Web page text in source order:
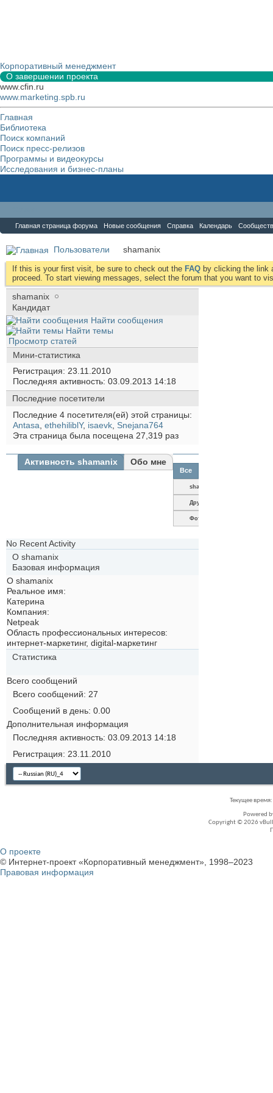
Корпоративный менеджмент
О завершении проекта
www.cfin.ru
www.marketing.spb.ru
Главная
Библиотека
Поиск компаний
Поиск пресс-релизов
Программы и видеокурсы
Исследования и бизнес-планы
Главная страница форума Новые сообщения Справка Календарь
Пользователи shamanix
If this is your first visit, be sure to check out the FAQ by clicking the link
proceed. To start viewing messages, select the forum that you want to
shamanix
Кандидат
Найти сообщения
Найти темы
Просмотр статей
Мини-статистика
Регистрация 23.11.2010
Последняя активность 03.09.2013 14:18
Последние посетители
Последние 4 посетителя(ей) этой страницы:
Antasa, ethehiliblY, isaevk, Snejana764
Эта страница была посещена 27,319 раз
Активность shamanix Обо мне
Все
shamanix
Друзья
Фотографии
No Recent Activity
О shamanix
Базовая информация
О shamanix
Реальное имя:
Катерина
Компания:
Netpeak
Область профессиональных интересов:
интернет-маркетинг, digital-маркетинг
Статистика
Всего сообщений
Всего сообщений 27
Сообщений в день 0.00
Дополнительная информация
Последняя активность 03.09.2013 14:18
Регистрация 23.11.2010
Текущее время:
Powered
Copyright © 2026
О проекте
© Интернет-проект «Корпоративный менеджмент», 1998–2023
Правовая информация